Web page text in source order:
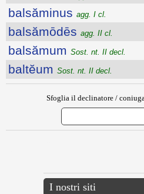
balsăminus agg. I cl.
balsămōdēs agg. II cl.
balsămum Sost. nt. II decl.
baltĕum Sost. nt. II decl.
Sfoglia il declinatore /
I nostri siti